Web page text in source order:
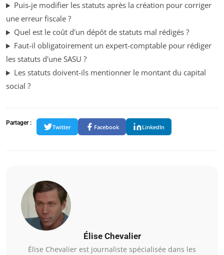
Puis-je modifier les statuts après la création pour corriger
une erreur fiscale ?
Quel est le coût d'un dépôt de statuts mal rédigés ?
Faut-il obligatoirement un expert-comptable pour rédiger
les statuts d'une SASU ?
Les statuts doivent-ils mentionner le montant du capital
social ?
Partager :
Twitter Facebook LinkedIn
Élise Chevalier
Élise Chevalier est journaliste spécialisée dans les